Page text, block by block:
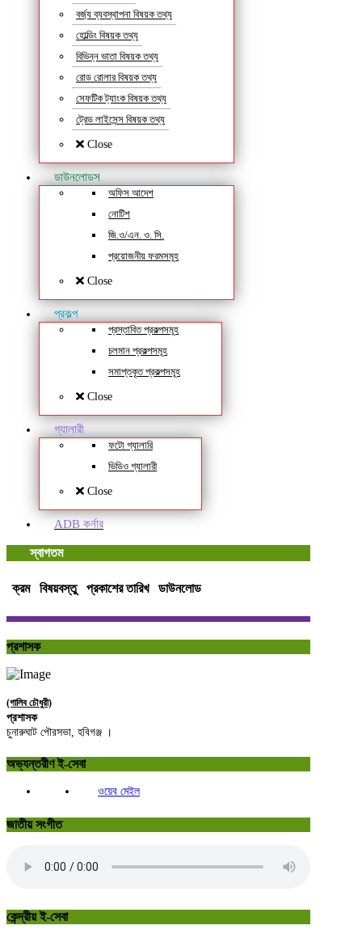
বর্জ্য ব্যবস্থাপনা বিষয়ক তথ্য
হোল্ডিং বিষয়ক তথ্য
বিভিন্ন ভাতা বিষয়ক তথ্য
রোড রোলার বিষয়ক তথ্য
সেফটিক ট্যাংক বিষয়ক তথ্য
ট্রেড লাইসেন্স বিষয়ক তথ্য
Close
ডাউনলোডস
অফিস আদেশ
নোটিশ
জি.ও/এন. ও. সি.
প্রয়োজনীয় ফরমসমূহ
Close
প্রকল্প
প্রস্তাবিত প্রকল্পসমূহ
চলমান প্রকল্পসমূহ
সমাপ্তকৃত প্রকল্পসমূহ
Close
গ্যালারী
ফটো গ্যালারি
ভিডিও গ্যালারী
Close
ADB কর্নার
স্বাগতম
ক্রম বিষয়বস্তু প্রকাশের তারিখ ডাউনলোড
প্রশাসক
(গালিব চৌধুরী)
প্রশাসক
চুনারুঘাট পৌরসভা, হবিগঞ্জ ।
অভ্যন্তরীণ ই-সেবা
ওয়েব মেইল
জাতীয় সংগীত
কেন্দ্রীয় ই-সেবা